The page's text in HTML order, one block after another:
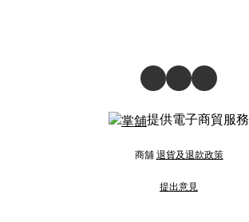
提供電子商貿服務
商舖 退貨及退款政策
提出意見